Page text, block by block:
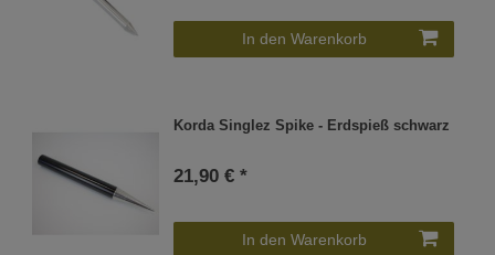
In den Warenkorb
Korda Singlez Spike - Erdspieß schwarz
21,90 € *
In den Warenkorb